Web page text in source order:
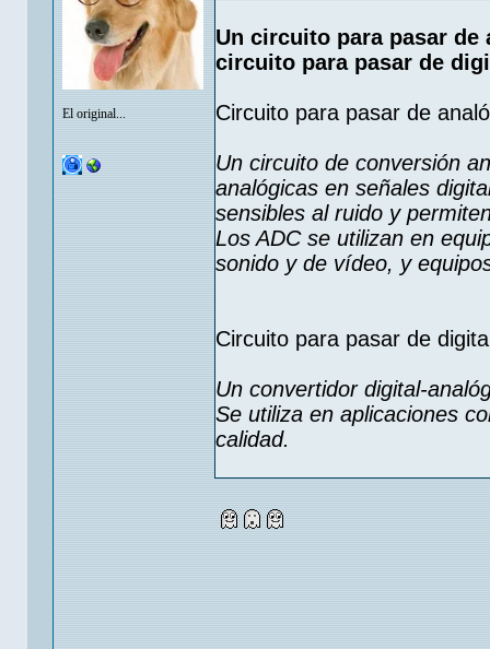
El original...
Un circuito para pasar
circuito para pasar de
Circuito para pasar de
Un circuito de conversión
analógicas en señales
sensibles al ruido y
Los ADC se utilizan en
sonido y de vídeo, y
Circuito para pasar de
Un convertidor digital-
Se utiliza en aplicaciones
calidad.